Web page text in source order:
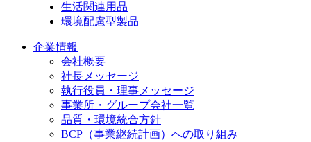
生活関連用品
環境配慮型製品
企業情報
会社概要
社長メッセージ
執行役員・理事メッセージ
事業所・グループ会社一覧
品質・環境統合方針
BCP（事業継続計画）への取り組み